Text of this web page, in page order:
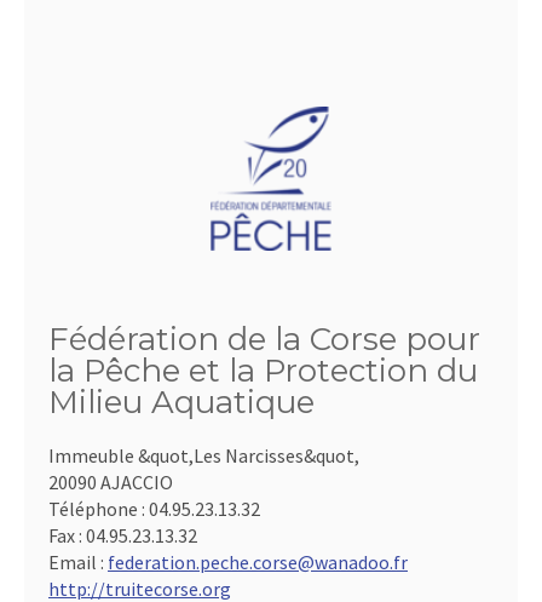
Fédération de la Corse pour
la Pêche et la Protection du
Milieu Aquatique
Immeuble &quot,Les Narcisses&quot,
20090 AJACCIO
Téléphone : 04.95.23.13.32
Fax : 04.95.23.13.32
Email : federation.peche.corse@wanadoo.fr
http://truitecorse.org